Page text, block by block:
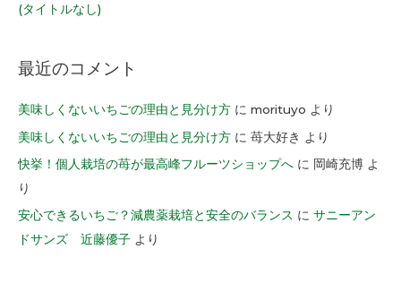
(タイトルなし)
最近のコメント
美味しくないいちごの理由と見分け方 に morituyo より
美味しくないいちごの理由と見分け方 に 苺大好き より
快挙！個人栽培の苺が最高峰フルーツショップへ に 岡崎充博 よ
り
安心できるいちご？減農薬栽培と安全のバランス に サニーアン
ドサンズ 近藤優子 より